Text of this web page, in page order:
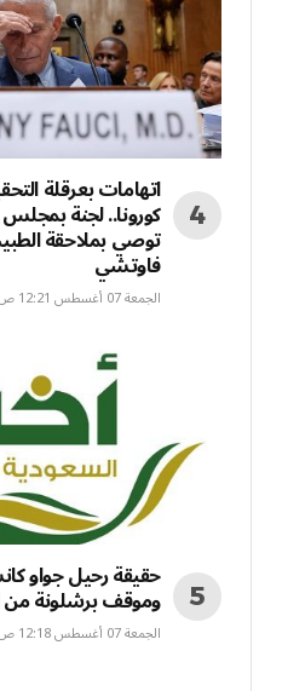
اتهامات بعرقلة
كورونا.. لجنة
توصي بملاحقة
فاوتشي
الجمعة 07 أغسطس 12:21 ص
حقيقة رحيل جواو
وموقف برشلونة من
الجمعة 07 أغسطس 12:18 ص